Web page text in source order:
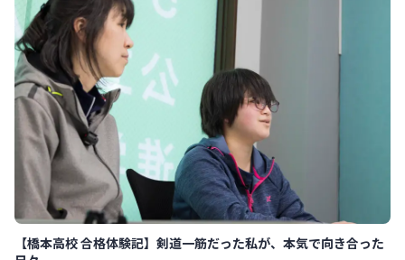
【橋本高校 合格体験記】剣道一筋だった私が、本気で向き合った